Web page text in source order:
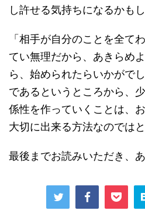
し許せる気持ちになるかもし
「相手が自分のことを全て
てい無理だから、あきらめ
ら、始められたらいかがで
であるというところから、
係性を作っていくことは、
大切に出来る方法なのではと
最後までお読みいただき、